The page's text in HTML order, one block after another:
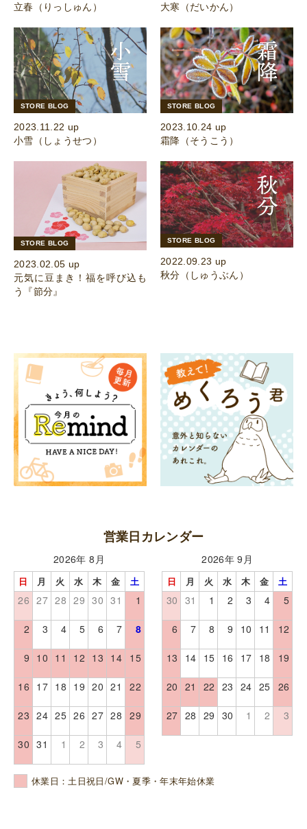
立春（りっしゅん）
大寒（だいかん）
STORE BLOG
2023.11.22 up
小雪（しょうせつ）
STORE BLOG
2023.10.24 up
霜降（そうこう）
STORE BLOG
2023.02.05 up
元気に豆まき！福を呼び込も
う『節分』
STORE BLOG
2022.09.23 up
秋分（しゅうぶん）
営業日カレンダー
2026年 8月
日 月 火 水 木 金 土
26 27 28 29 30 31 1
2 3 4 5 6 7 8
9 10 11 12 13 14 15
16 17 18 19 20 21 22
23 24 25 26 27 28 29
30 31 1 2 3 4 5
2026年 9月
日 月 火 水 木 金 土
30 31 1 2 3 4 5
6 7 8 9 10 11 12
13 14 15 16 17 18 19
20 21 22 23 24 25 26
27 28 29 30 1 2 3
休業日：土日祝日/GW・夏季・年末年始休業